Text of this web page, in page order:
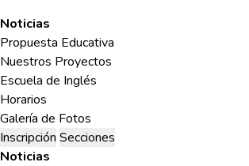
Noticias
Propuesta Educativa
Nuestros Proyectos
Escuela de Inglés
Horarios
Galería de Fotos
Inscripción Secciones
Noticias